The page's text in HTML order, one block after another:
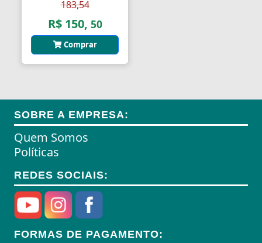
Almofadas para Carimbos
Alças
Alças
Amperímetros
Amplificadores
Andadores
Aneis para Microblading
Anel Segmento
183,54
R$ 150, 50
Comprar
SOBRE A EMPRESA:
Quem Somos
Políticas
REDES SOCIAIS:
FORMAS DE PAGAMENTO: